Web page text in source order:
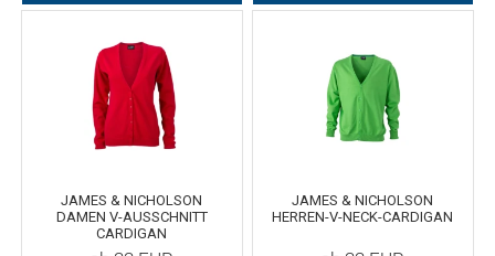
Oracal metallisierte Folien
Oralite 5600E
Oralite 5700
Oracal 7510
Ersatzteile
Schneideplotter
Transferpressen
Schneidewerkzeuge und -matten
B&C Collektion
Stormtech
JAMES & NICHOLSON
DAMEN V-AUSSCHNITT
CARDIGAN
JAMES & NICHOLSON
HERREN-V-NECK-CARDIGAN